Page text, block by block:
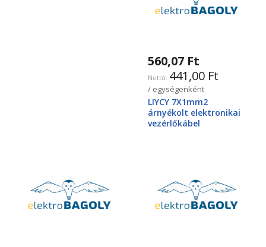
560,07 Ft
441,00 Ft
/ egységenként
LIYCY 7X1mm2
árnyékolt elektronikai
vezérlőkábel